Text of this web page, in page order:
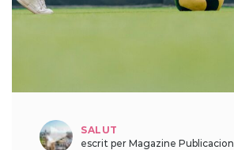
SALUT
escrit per Magazine